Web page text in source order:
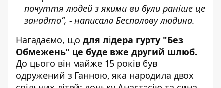
почуття людей з якими ви були раніше це
занадто”, - написала Беспалову людина.
Нагадаємо, що для лідера гурту "Без
Обмежень" це буде вже другий шлюб.
До цього він майже 15 років був
одружений з Ганною, яка народила двох